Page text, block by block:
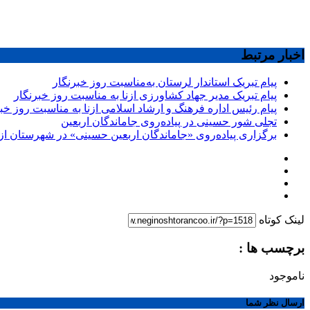
اخبار مرتبط
پیام تبریک استاندار لرستان به‌مناسبت روز خبرنگار
پیام تبریک مدیر جهاد کشاورزی ازنا به مناسبت روز خبرنگار
پیام رئیس اداره فرهنگ و ارشاد اسلامی ازنا به مناسبت روز
تجلی شور حسینی در پیاده‌روی جاماندگان اربعین
برگزاری پیاده‌روی «جاماندگان اربعین حسینی» در شهرستان
لینک کوتاه
برچسب ها :
ناموجود
ارسال نظر شما